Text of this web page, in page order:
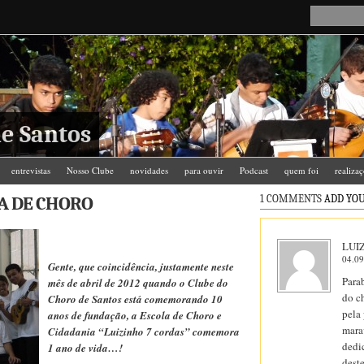
Santos
entrevistas Nosso Clube novidades para ouvir Podcast quem foi
DE CHORO
Gente, que coincidência, justamente neste
mês de abril de 2012 quando o Clube do
Choro de Santos está comemorando 10
anos de fundação, a Escola de Choro e
Cidadania “Luizinho 7 cordas” comemora
1 ano de vida…!
1 COMMENTS ADD
do
pela